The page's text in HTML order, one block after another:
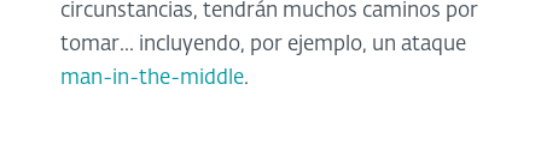
circunstancias, tendrán muchos caminos por
tomar... incluyendo, por ejemplo, un ataque
man-in-the-middle.